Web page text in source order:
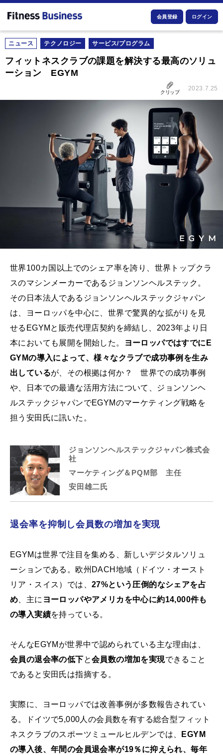
会員登録 ログイン
ニュース テクノロジー サービス/プログラム
フィットネスクラブの課題を解決する最高のソリュ
ーション EGYM
クリップ
2023.7.25
世界100カ国以上でのシェア率を誇り、世界トップクラ
スのマシンメーカーであるジョンソンヘルステック。
その日本法人であるジョンソンヘルステックジャパン
は、ヨーロッパを中心に、世界で驚異的な拡がりを見
せるEGYMと販売代理店契約を締結し、2023年より日
本においても展開を開始した。
ヨーロッパではすでにE
GYMの導入によって、様々なクラブで成功事例を生み
出しているが、その根拠は何か？ 世界での成功事例
や、日本での最適な活用方法について、ジョンソンヘ
ルステックジャパンでEGYMのマーケティング戦略を
担う安田氏に訊いた。
ジョンソンヘルステックジャパン株式会
社
マーケティング＆PQM部 主任
安田雄二氏
退会率を抑制し会員数の増加を実現
EGYMは世界で注目を集める、新しいデジタルソリュ
ーションである。欧州DACH地域（ドイツ・オースト
リア・スイス）では、 27%という圧倒的なシェアを占
め、主に ヨーロッパやアメリカを中心に約14,000件も
の導入実績を持っている。
そんなEGYMが世界中で認められている主な理由は、
会員の退会率の低下 と会員数の増加を実現できること
であると安田氏は指摘する。
実際に、ヨーロッパでは改善事例が多数報告されてい
る。ドイツで5,000人の会員数を有する総合型フィット
ネスクラブのスポーツミュールヒルデンでは、
EGYM
の導入後、年間の会員退会率が19％に抑えられ、毎年